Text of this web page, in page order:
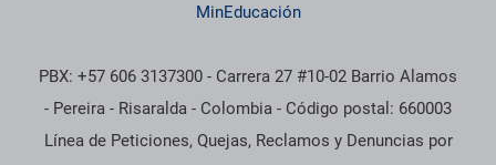
MinEducación
PBX: +57 606 3137300 - Carrera 27 #10-02 Barrio Alamos
- Pereira - Risaralda - Colombia - Código postal: 660003
Línea de Peticiones, Quejas, Reclamos y Denuncias por